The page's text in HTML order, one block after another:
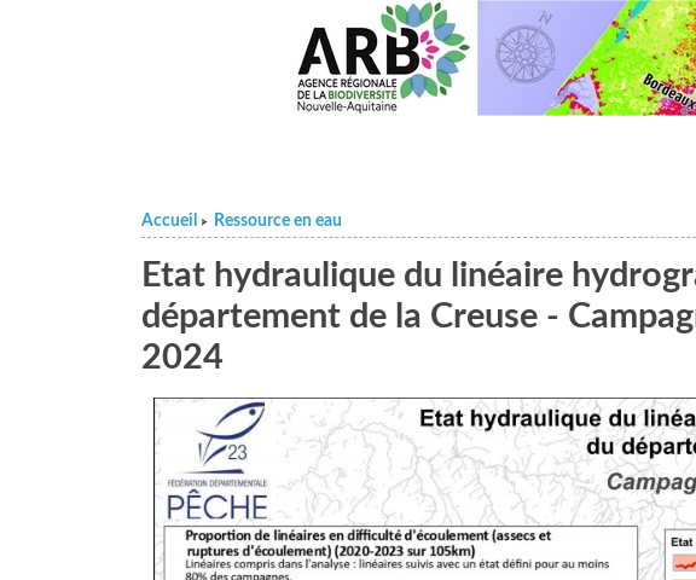
Accueil > Ressource en eau
Etat hydraulique du linéaire
département de la Creuse -
2024